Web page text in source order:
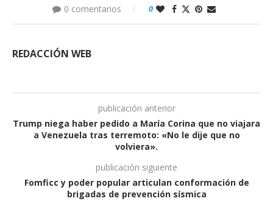
0 comentarios 0
REDACCIÓN WEB
publicación anterior
Trump niega haber pedido a María Corina que no viajara
a Venezuela tras terremoto: «No le dije que no
volviera».
publicación siguiente
Fomficc y poder popular articulan conformación de
brigadas de prevención sísmica